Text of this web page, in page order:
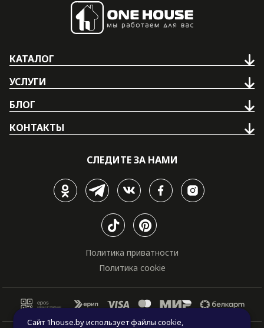
КАТАЛОГ
УСЛУГИ
БЛОГ
КОНТАКТЫ
СЛЕДИТЕ ЗА НАМИ
Политика приватности
Политика cookie
Сайт 1house.by использует файлы cookie,